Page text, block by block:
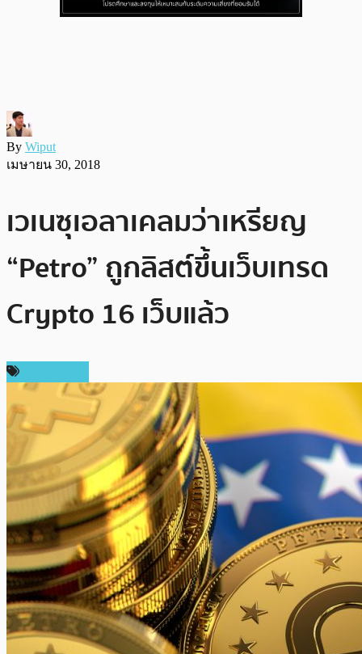
By Wiput
เมษายน 30, 2018
เวเนซุเอลาเคลมว่าเหรียญ
“Petro” ถูกลิสต์ขึ้นเว็บเทรด
Crypto 16 เว็บแล้ว